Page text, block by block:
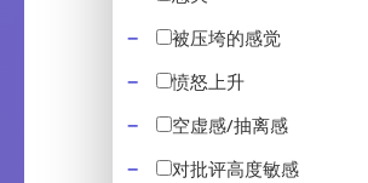
被压垮的感觉
愤怒上升
空虚感/抽离感
对批评高度敏感